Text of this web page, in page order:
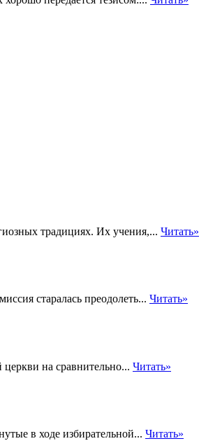
традициях. Их учения,... Читать»
старалась преодолеть... Читать»
на сравнительно... Читать»
в ходе избирательной... Читать»